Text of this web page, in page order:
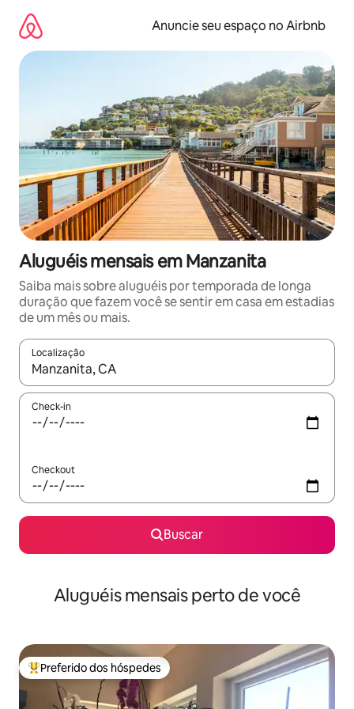
para
conteúdo
Anuncie seu espaço no Airbnb
Aluguéis mensais em Manzanita
Saiba mais sobre aluguéis por temporada de longa
duração que fazem você se sentir em casa em estadias
de um mês ou mais.
Localização
Quando os resultados estiverem disponíveis, explore-os
Check-in
Checkout
Buscar
Aluguéis mensais perto de você
Entre os melhores preferidos dos hóspedes
Preferido dos hóspedes